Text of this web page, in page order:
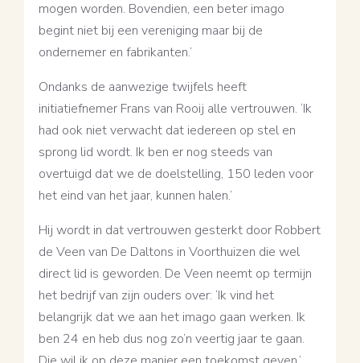
mogen worden. Bovendien, een beter imago
begint niet bij een vereniging maar bij de
ondernemer en fabrikanten.’
Ondanks de aanwezige twijfels heeft
initiatiefnemer Frans van Rooij alle vertrouwen. ‘Ik
had ook niet verwacht dat iedereen op stel en
sprong lid wordt. Ik ben er nog steeds van
overtuigd dat we de doelstelling, 150 leden voor
het eind van het jaar, kunnen halen.’
Hij wordt in dat vertrouwen gesterkt door Robbert
de Veen van De Daltons in Voorthuizen die wel
direct lid is geworden. De Veen neemt op termijn
het bedrijf van zijn ouders over: ‘Ik vind het
belangrijk dat we aan het imago gaan werken. Ik
ben 24 en heb dus nog zo’n veertig jaar te gaan.